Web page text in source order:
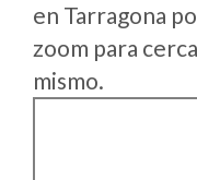
en Tarragona
zoom para
mismo.